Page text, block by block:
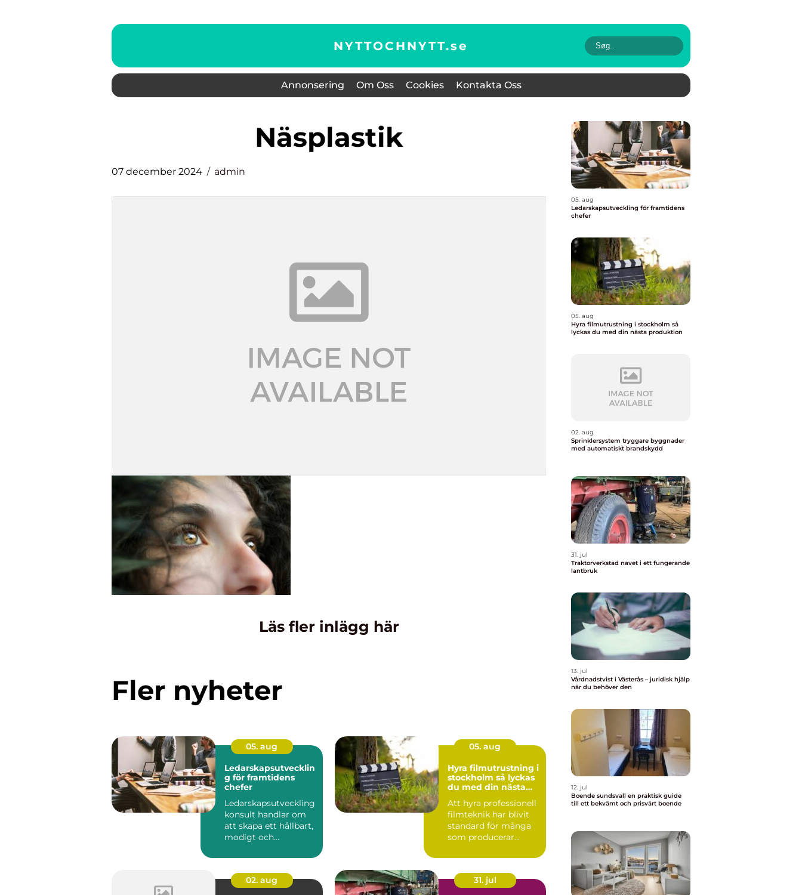
NYTTOCHNYTT.se
Annonsering Om Oss Cookies Kontakta Oss
Näsplastik
07 december 2024 admin
Läs fler inlägg här
Fler nyheter
05. aug
Ledarskapsutvecklin
g för framtidens
chefer
Ledarskapsutveckling
konsult handlar om
att skapa ett hållbart,
modigt och
05. aug
Hyra filmutrustning i
stockholm så lyckas
du med din nästa
Att hyra professionell
filmteknik har blivit
standard för många
som producerar
webbvideo...
02. aug
31. jul
05. aug
Ledarskapsutveckling för framtidens
chefer
05. aug
Hyra filmutrustning i stockholm så
lyckas du med din nästa produktion
02. aug
Sprinklersystem tryggare byggnader
med automatiskt brandskydd
31. jul
Traktorverkstad navet i ett fungerande
lantbruk
13. jul
Vårdnadstvist i Västerås – juridisk hjälp
när du behöver den
12. jul
Boende sundsvall en praktisk guide
till ett bekvämt och prisvärt boende